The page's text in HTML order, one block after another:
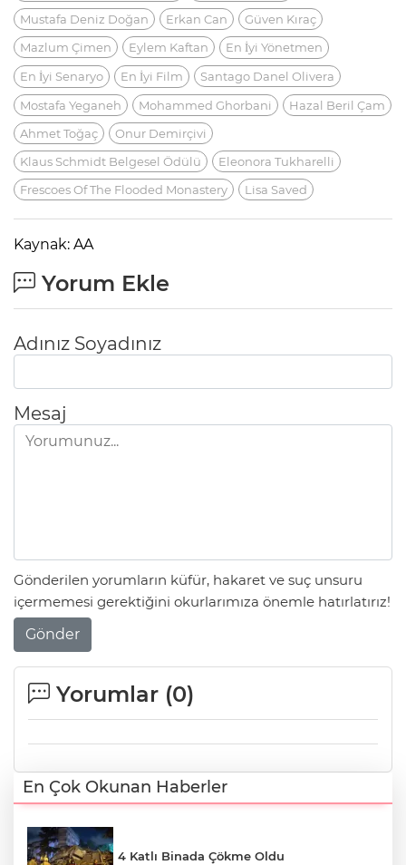
Mustafa Deniz Doğan
Erkan Can
Güven Kıraç
Mazlum Çimen
Eylem Kaftan
En İyi Yönetmen
En İyi Senaryo
En İyi Film
Santago Danel Olivera
Mostafa Yeganeh
Mohammed Ghorbani
Hazal Beril Çam
Ahmet Toğaç
Onur Demirçivi
Klaus Schmidt Belgesel Ödülü
Eleonora Tukharelli
Frescoes Of The Flooded Monastery
Lisa Saved
Kaynak: AA
Yorum Ekle
Adınız Soyadınız
Mesaj
Gönderilen yorumların küfür, hakaret ve suç unsuru
içermemesi gerektiğini okurlarımıza önemle hatırlatırız!
Gönder
Yorumlar (0)
En Çok Okunan Haberler
4 Katlı Binada Çökme Oldu